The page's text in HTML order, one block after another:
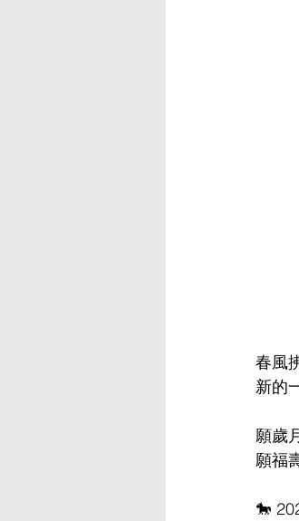
春風
新的
願歲
願福
🐎